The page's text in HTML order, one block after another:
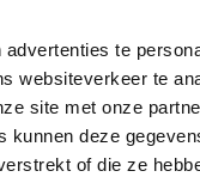
te
websiteverkeer te
site met onze
kunnen deze
of die ze